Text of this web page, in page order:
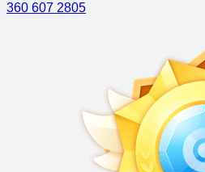
360 607 2805